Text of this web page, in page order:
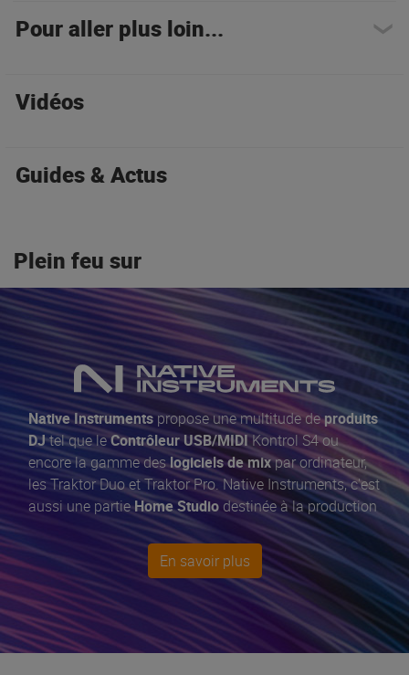
Pour aller plus loin...
Vidéos
Guides & Actus
Plein feu sur
Native Instrumentspropose une multitude deproduits
DJtel que leContrôleur USB/MIDIKontrol S4 ou
encore la gamme deslogiciels de mixpar ordinateur,
les Traktor Duo et Traktor Pro. Native Instruments, c'est
aussi une partieHome Studio destinée à la production
musicale par des Contrôleurs comme leMaschine+.
En savoir plus